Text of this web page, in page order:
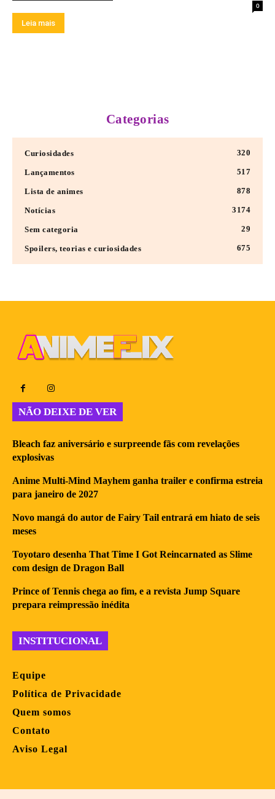
0
Leia mais
Categorias
Curiosidades 320
Lançamentos 517
Lista de animes 878
Notícias 3174
Sem categoria 29
Spoilers, teorias e curiosidades 675
NÃO DEIXE DE VER
Bleach faz aniversário e surpreende fãs com revelações
explosivas
Anime Multi-Mind Mayhem ganha trailer e confirma estreia
para janeiro de 2027
Novo mangá do autor de Fairy Tail entrará em hiato de seis
meses
Toyotaro desenha That Time I Got Reincarnated as Slime
com design de Dragon Ball
Prince of Tennis chega ao fim, e a revista Jump Square
prepara reimpressão inédita
INSTITUCIONAL
Equipe
Política de Privacidade
Quem somos
Contato
Aviso Legal